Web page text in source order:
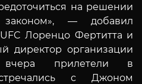
на решении
— добавил
Лоренцо Фертитта и
директор организации
прилетели в
с Джоном